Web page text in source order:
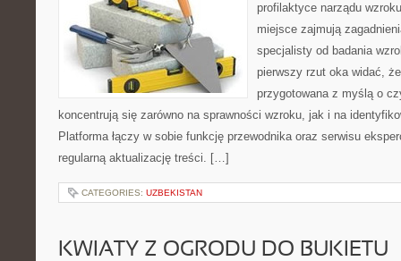
profilaktyce narządu
miejsce zajmują
specjalisty od badania
pierwszy rzut oka widać,
przygotowana z myślą o
koncentrują się zarówno na sprawności wzroku, jak i na
Platforma łączy w sobie funkcję przewodnika oraz serwisu
regularną aktualizację treści. […]
CATEGORIES: UZBEKISTAN
KWIATY Z OGRODU DO BUKIETU